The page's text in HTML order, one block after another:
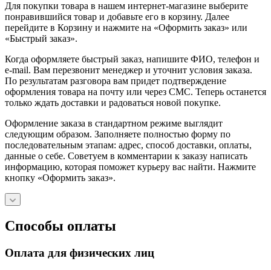
Для покупки товара в нашем интернет-магазине выберите
понравившийся товар и добавьте его в корзину. Далее
перейдите в Корзину и нажмите на «Оформить заказ» или
«Быстрый заказ».
Когда оформляете быстрый заказ, напишите ФИО, телефон и
e-mail. Вам перезвонит менеджер и уточнит условия заказа.
По результатам разговора вам придет подтверждение
оформления товара на почту или через СМС. Теперь останется
только ждать доставки и радоваться новой покупке.
Оформление заказа в стандартном режиме выглядит
следующим образом. Заполняете полностью форму по
последовательным этапам: адрес, способ доставки, оплаты,
данные о себе. Советуем в комментарии к заказу написать
информацию, которая поможет курьеру вас найти. Нажмите
кнопку «Оформить заказ».
Способы оплаты
Оплата для физических лиц